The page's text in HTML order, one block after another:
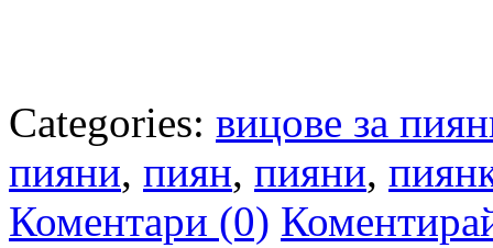
Categories: вицове за
пияни, пиян, пияни,
Коментари (0)